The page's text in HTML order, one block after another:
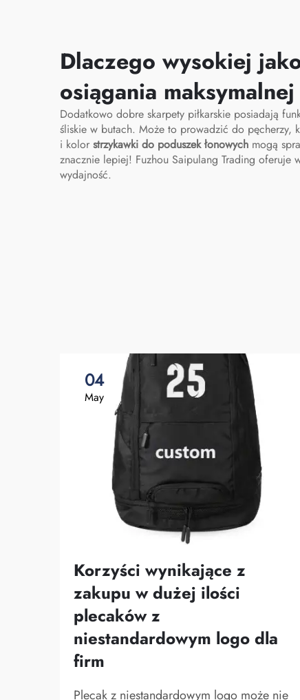
drużyn piłkarskich
Dlaczego wysokiej
osiągania
Dodatkowo dobre skarpety piłkarskie posiadają
śliskie w butach. Może to prowadzić do pęcherzy,
i kolor strzykawki do poduszek łonowych mogą
znacznie lepiej! Fuzhou Saipulang Trading oferuje
wydajność.
04
May
Korzyści wynikające z
zakupu w dużej ilości
plecaków z
niestandardowym logo dla
firm
Plecak z niestandardowym logo może nie